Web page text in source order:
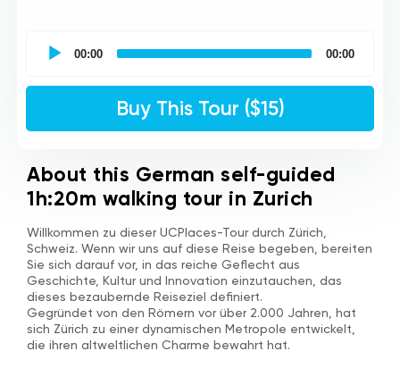
self
00:00 00:00
Buy This Tour ($15)
About this German self-guided
1h:20m walking tour in Zurich
Willkommen zu dieser UCPlaces-Tour durch Zürich,
Schweiz. Wenn wir uns auf diese Reise begeben, bereiten
Sie sich darauf vor, in das reiche Geflecht aus
Geschichte, Kultur und Innovation einzutauchen, das
dieses bezaubernde Reiseziel definiert.
Gegründet von den Römern vor über 2.000 Jahren, hat
sich Zürich zu einer dynamischen Metropole entwickelt,
die ihren altweltlichen Charme bewahrt hat.